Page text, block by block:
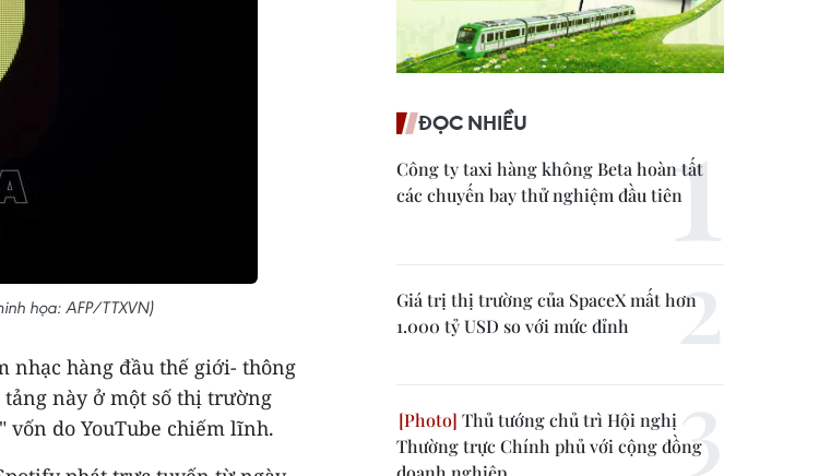
họa: AFP/TTXVN)
nhạc hàng đầu thế giới- thông
này ở một số thị trường
do YouTube chiếm lĩnh.
ĐỌC NHIỀU
Công ty taxi hàng không Beta hoàn tất
các chuyến bay thử nghiệm đầu tiên
Giá trị thị trường của SpaceX mất hơn
1.000 tỷ USD so với mức đỉnh
Thủ tướng chủ trì Hội nghị
Thường trực Chính phủ với cộng đồng